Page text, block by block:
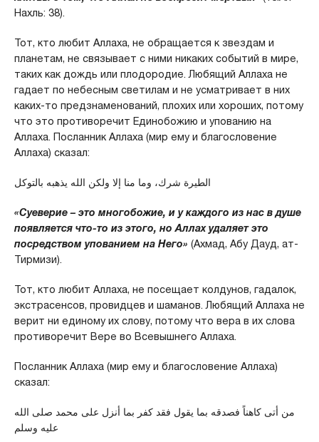
Нахль: 38).
Тот, кто любит Аллаха, не обращается к звездам и
планетам, не связывает с ними никаких событий в мире,
таких как дождь или плодородие. Любящий Аллаха не
гадает по небесным светилам и не усматривает в них
каких-то предзнаменований, плохих или хороших, потому
что это противоречит Единобожию и упованию на
Аллаха. Посланник Аллаха (мир ему и благословение
Аллаха) сказал:
الطيرة شرك، وما منا إلا ولكن الله يذهبه بالتوكل
«Суеверие – это многобожие, и у каждого из нас в душе
появляется что-то из этого, но Аллах удаляет это
посредством упованием на Него» (Ахмад, Абу Дауд, ат-
Тирмизи).
Тот, кто любит Аллаха, не посещает колдунов, гадалок,
экстрасенсов, провидцев и шаманов. Любящий Аллаха не
верит ни единому их слову, потому что вера в их слова
противоречит Вере во Всевышнего Аллаха.
Посланник Аллаха (мир ему и благословение Аллаха)
сказал:
من أتى كاهناً فصدقه بما يقول فقد كفر بما أنزل على محمد صلى الله
عليه وسلم